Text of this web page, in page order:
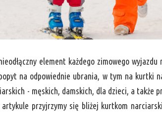
element każdego zimowego
na odpowiednie ubrania, w tym na kurtki
- męskich, damskich, dla dzieci, a także
przyjrzymy się bliżej kurtkom